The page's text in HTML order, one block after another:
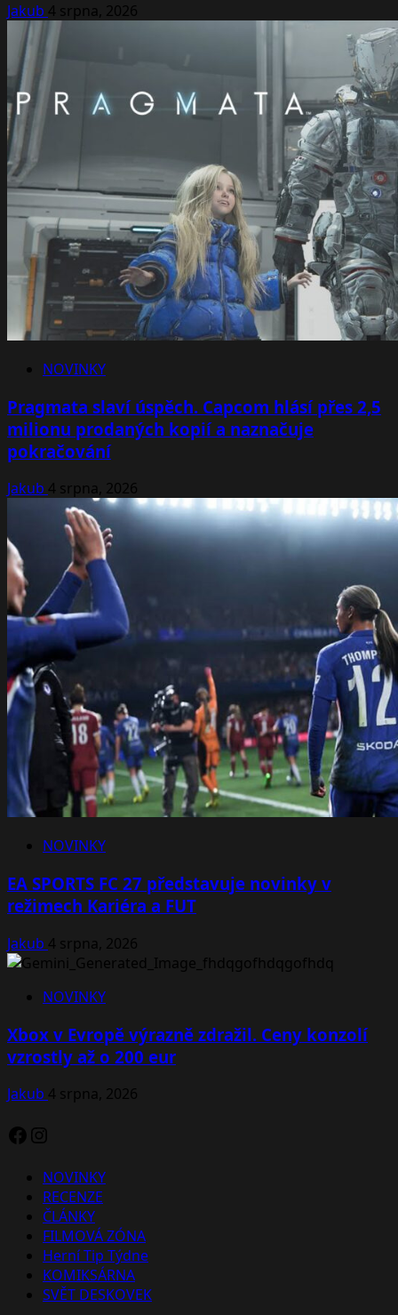
Jakub 4 srpna, 2026
NOVINKY
Pragmata slaví úspěch. Capcom hlásí přes 2,5
milionu prodaných kopií a naznačuje
pokračování
Jakub 4 srpna, 2026
NOVINKY
EA SPORTS FC 27 představuje novinky v
režimech Kariéra a FUT
Jakub 4 srpna, 2026
NOVINKY
Xbox v Evropě výrazně zdražil. Ceny konzolí
vzrostly až o 200 eur
Jakub 4 srpna, 2026
Facebook
Instagram
NOVINKY
RECENZE
ČLÁNKY
FILMOVÁ ZÓNA
Herní Tip Týdne
KOMIKSÁRNA
SVĚT DESKOVEK